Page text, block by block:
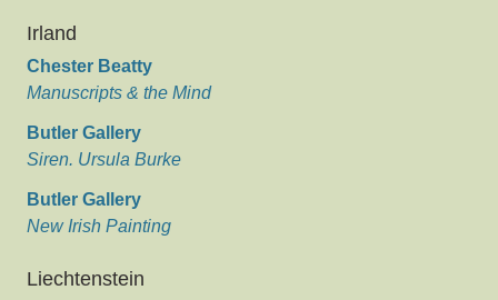
Irland
Chester Beatty
Manuscripts & the Mind
Butler Gallery
Siren. Ursula Burke
Butler Gallery
New Irish Painting
Liechtenstein